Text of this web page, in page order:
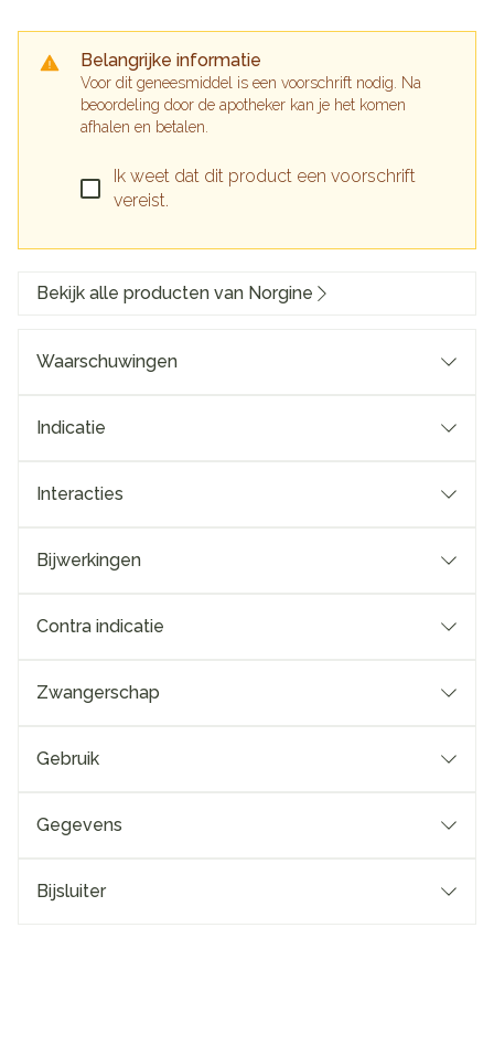
Belangrijke informatie
Voor dit geneesmiddel is een voorschrift nodig. Na
beoordeling door de apotheker kan je het komen
afhalen en betalen.
Ik weet dat dit product een voorschrift
vereist.
Bekijk alle producten van Norgine
Waarschuwingen
Indicatie
Interacties
Bijwerkingen
Contra indicatie
Zwangerschap
Gebruik
Gegevens
Bijsluiter